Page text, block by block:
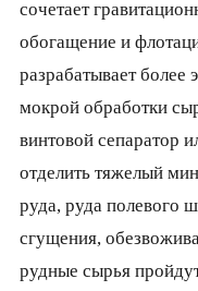
сочетает
обогащение и
разрабатывает
мокрой обработки
винтовой сепаратор
отделить тяжелый
руда, руда полевого
сгущения,
рудные сырья